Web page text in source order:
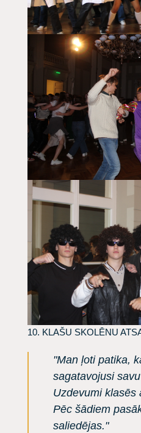
10. KLAŠU SKOLĒNU
"Man ļoti patika,
sagatavojusi
Uzdevumi klasēs
Pēc šādiem
saliedējas."